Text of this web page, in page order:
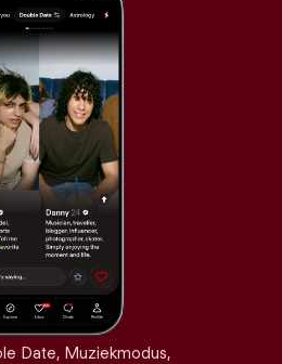
Date, Muziekmodus,